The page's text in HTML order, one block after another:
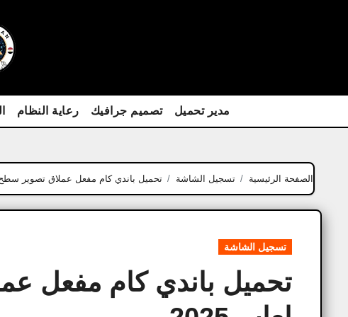
مدير تحميل تصميم جرافيك رعاية النظام
الصفحة الرئيسية تسجيل الشاشة تحميل باندي كام مفعل عملاق تصوير سطح
تسجيل الشاشة
تحميل باندي كام مفعل